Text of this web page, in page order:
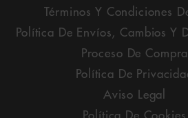
Términos Y Condiciones
Política De Envíos, Cambios Y
Proceso De Compra
Política De
Aviso Legal
Política De Cookies